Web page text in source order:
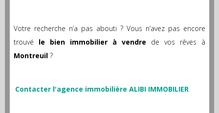
Votre recherche n’a pas abouti ? Vous n’avez pas encore
trouvé le bien immobilier à vendre de vos rêves à
Montreuil ?
Contacter l'agence immobilière ALIBI IMMOBILIER